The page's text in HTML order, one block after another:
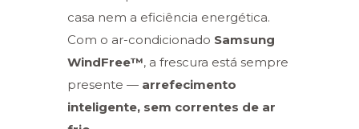
casa nem a eficiência energética.
Com o ar-condicionado Samsung
WindFree™, a frescura está sempre
presente — arrefecimento
inteligente, sem correntes de ar